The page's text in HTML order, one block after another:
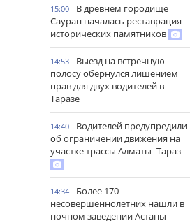
15:00
В древнем городище
Сауран началась реставрация
исторических памятников
14:53
Выезд на встречную
полосу обернулся лишением
прав для двух водителей в
Таразе
14:40
Водителей предупредили
об ограничении движения на
участке трассы Алматы–Тараз
14:34
Более 170
несовершеннолетних нашли в
ночном заведении Астаны